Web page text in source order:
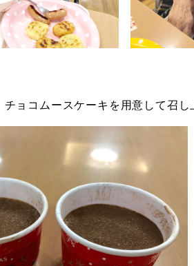
ョコムースケーキを用意して召し